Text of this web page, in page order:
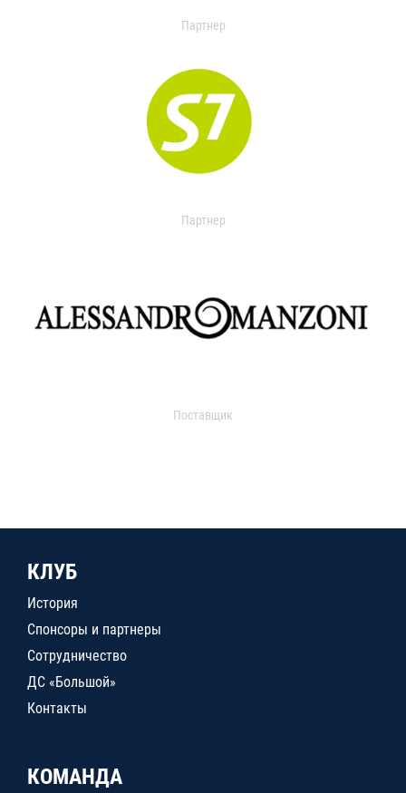
Партнер
Партнер
Поставщик
КЛУБ
История
Спонсоры и партнеры
Сотрудничество
ДС «Большой»
Контакты
КОМАНДА